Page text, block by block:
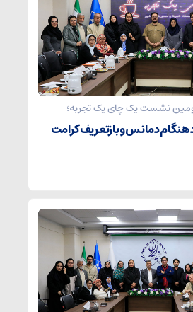
نشست یک چای یک تجربه؛
دمانس و بازتعریف کرامت